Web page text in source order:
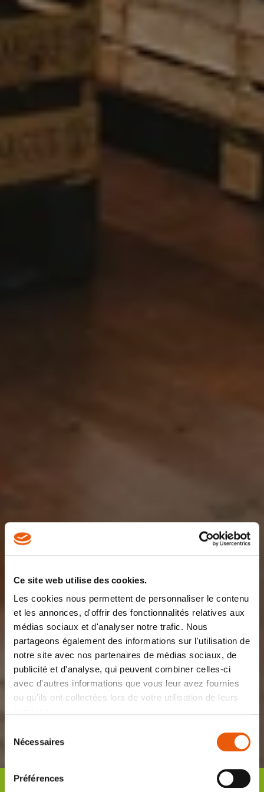
Ce site web utilise des cookies.
Les cookies nous permettent de personnaliser le contenu
et les annonces, d'offrir des fonctionnalités relatives aux
médias sociaux et d'analyser notre trafic. Nous
partageons également des informations sur l'utilisation de
notre site avec nos partenaires de médias sociaux, de
publicité et d'analyse, qui peuvent combiner celles-ci
avec d'autres informations que vous leur avez fournies
ou qu'ils ont collectées lors de votre utilisation de leurs
Nécessaires
Préférences